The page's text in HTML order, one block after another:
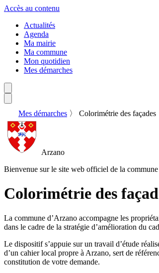
Accès au contenu
Actualités
Agenda
Ma mairie
Ma commune
Mon quotidien
Mes démarches
Mes démarches 〉 Colorimétrie des façades
Arzano
Bienvenue sur le site web officiel de la
Colorimétrie des
La commune d’Arzano accompagne les
dans le cadre de la stratégie d’amélioration du
Le dispositif s’appuie sur un travail d’étude
d’un cahier local propre à Arzano, sert de
constitution de votre demande.